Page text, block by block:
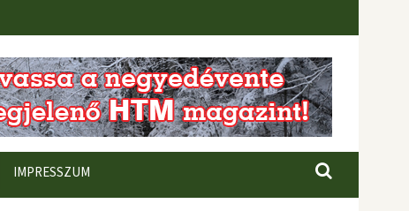
IMPRESSZUM